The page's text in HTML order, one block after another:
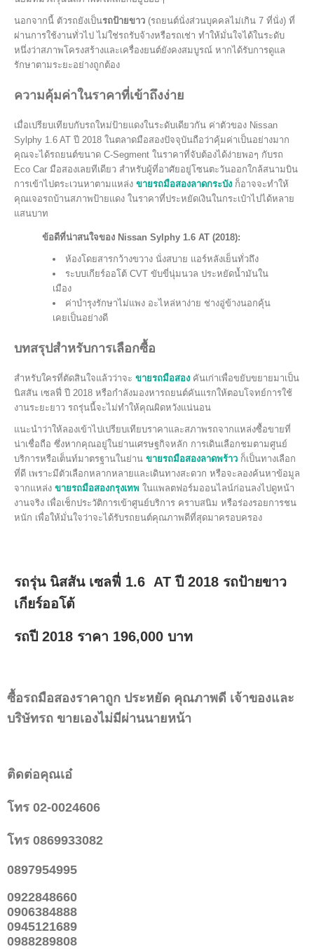
นอกจากนี้ ตัวรถยังเป็นรถป้ายขาว (รถยนต์นั่งส่วนบุคคลไม่เกิน 7 ที่นั่ง) ที่
ผ่านการใช้งานทั่วไป ไม่ใช่รถรับจ้างหรือรถเช่า ทำให้มั่นใจได้ในระดับ
หนึ่งว่าสภาพโครงสร้างและเครื่องยนต์ยังคงสมบูรณ์ หากได้รับการดูแล
รักษาตามระยะอย่างถูกต้อง
ความคุ้มค่าในราคาที่เข้าถึงง่าย
เมื่อเปรียบเทียบกับรถใหม่ป้ายแดงในระดับเดียวกัน ค่าตัวของ Nissan
Sylphy 1.6 AT ปี 2018 ในตลาดมือสองปัจจุบันถือว่าคุ้มค่าเป็นอย่างมาก
คุณจะได้รถยนต์ขนาด C-Segment ในราคาที่จับต้องได้ง่ายพอๆ กับรถ
Eco Car มือสองเลยทีเดียว สำหรับผู้ที่อาศัยอยู่โซนตะวันออกใกล้สนามบิน
การเข้าไปตระเวนหาตามแหล่ง ขายรถมือสองลาดกระบัง ก็อาจจะทำให้
คุณเจอรถบ้านสภาพป้ายแดง ในราคาที่ประหยัดเงินในกระเป๋าไปได้หลาย
แสนบาท
ข้อดีที่น่าสนใจของ Nissan Sylphy 1.6 AT (2018):
ห้องโดยสารกว้างขวาง นั่งสบาย แอร์หลังเย็นทั่วถึง
ระบบเกียร์ออโต้ CVT ขับขี่นุ่มนวล ประหยัดน้ำมันใน
เมือง
ค่าบำรุงรักษาไม่แพง อะไหล่หาง่าย ช่างอู่ข้างนอกคุ้น
เคยเป็นอย่างดี
บทสรุปสำหรับการเลือกซื้อ
สำหรับใครที่ตัดสินใจแล้วว่าจะ ขายรถมือสอง คันเก่าเพื่อขยับขยายมาเป็น
นิสสัน เซลฟี่ ปี 2018 หรือกำลังมองหารถยนต์คันแรกให้ตอบโจทย์การใช้
งานระยะยาว รถรุ่นนี้จะไม่ทำให้คุณผิดหวังแน่นอน
แนะนำว่าให้ลองเข้าไปเปรียบเทียบราคาและสภาพรถจากแหล่งซื้อขายที่
น่าเชื่อถือ ซึ่งหากคุณอยู่ในย่านเศรษฐกิจหลัก การเดินเลือกชมตามศูนย์
บริการหรือเต็นท์มาตรฐานในย่าน ขายรถมือสองลาดพร้าว ก็เป็นทางเลือก
ที่ดี เพราะมีตัวเลือกหลากหลายและเดินทางสะดวก หรือจะลองค้นหาข้อมูล
จากแหล่ง ขายรถมือสองกรุงเทพ ในแพลตฟอร์มออนไลน์ก่อนลงไปดูหน้า
งานจริง เพื่อเช็กประวัติการเข้าศูนย์บริการ คราบสนิม หรือร่องรอยการชน
หนัก เพื่อให้มั่นใจว่าจะได้รับรถยนต์คุณภาพดีที่สุดมาครอบครอง
รถรุ่น นิสสัน เซลฟี่ 1.6 AT ปี 2018 รถป้ายขาว
เกียร์ออโต้
รถปี 2018 ราคา 196,000 บาท
ซื้อรถมือสองราคาถูก ประหยัด คุณภาพดี เจ้าของและ
บริษัทรถ ขายเองไม่มีผ่านนายหน้า
ติดต่อคุณเอ๋
โทร 02-0024606
โทร 0869933082
0897954995
0922848660
0906384888
0945121689
0988289808